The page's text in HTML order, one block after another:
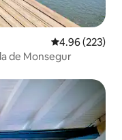
Calificación
4.96 (223)
de Monsegur